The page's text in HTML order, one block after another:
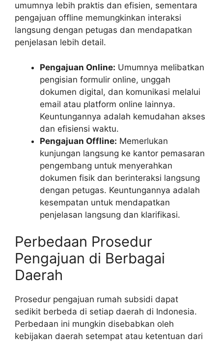
umumnya lebih praktis dan efisien, sementara
pengajuan offline memungkinkan interaksi
langsung dengan petugas dan mendapatkan
penjelasan lebih detail.
Pengajuan Online: Umumnya melibatkan
pengisian formulir online, unggah
dokumen digital, dan komunikasi melalui
email atau platform online lainnya.
Keuntungannya adalah kemudahan akses
dan efisiensi waktu.
Pengajuan Offline: Memerlukan
kunjungan langsung ke kantor pemasaran
pengembang untuk menyerahkan
dokumen fisik dan berinteraksi langsung
dengan petugas. Keuntungannya adalah
kesempatan untuk mendapatkan
penjelasan langsung dan klarifikasi.
Perbedaan Prosedur
Pengajuan di Berbagai
Daerah
Prosedur pengajuan rumah subsidi dapat
sedikit berbeda di setiap daerah di Indonesia.
Perbedaan ini mungkin disebabkan oleh
kebijakan daerah setempat atau ketentuan dari